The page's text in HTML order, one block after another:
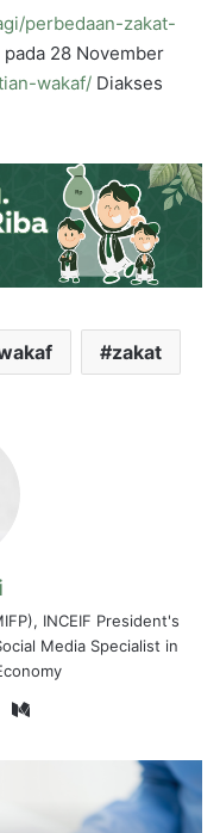
perbedaan-zakat-
pada 28 November
wakaf/ Diakses
zakat
INCEIF President's
Media Specialist in
Instagram